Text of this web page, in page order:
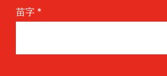
苗字 *